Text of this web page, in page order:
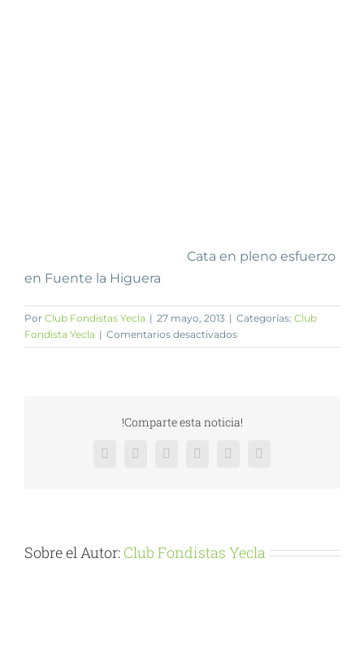
Cata en pleno esfuerzo
en Fuente la Higuera
Por Club Fondistas Yecla | 27 mayo, 2013 | Categorías: Club
Fondista Yecla | Comentarios desactivadosen
ABENGIBRE
!Comparte esta noticia!
Facebook
X RedditLinkedInPinterestVk
Sobre el Autor: Club Fondistas Yecla